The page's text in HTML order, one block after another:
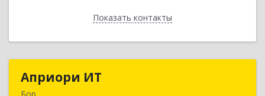
Показать контакты
Назад
Априори ИТ